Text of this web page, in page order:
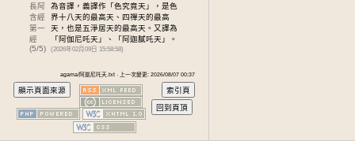
長阿
含經
第一
經
(5/5)
為音譯，義譯作「色究竟天」，是色
界十八天的最高天、四禪天的最高
天，也是五淨居天的最高天。又譯為
「阿伽尼吒天」、「阿迦膩吒天」。
(2026年02月09日 15:58:58)
agama/阿迦尼吒天.txt · 上一次變更: 2026/08/07 00:37